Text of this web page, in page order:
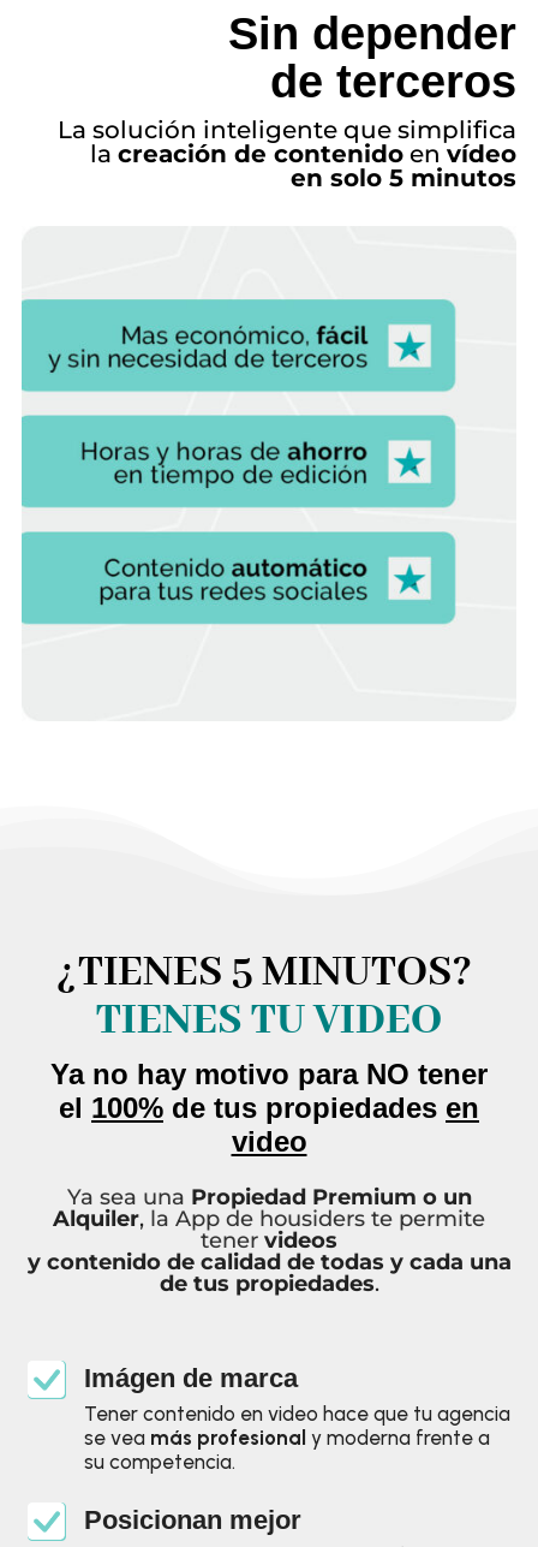
Sin depender
de terceros
La solución inteligente que simplifica
lacreación de contenido envídeo
en solo 5 minutos
¿TIENES 5 MINUTOS?
TIENES TU VIDEO
Ya no hay motivo para NO tener
el 100% de tus propiedades en
video
Ya sea una Propiedad Premium o un
Alquiler, la App de housiders te permite
tener videos
y contenido de calidad de todas y cada una
de tus propiedades.
Imágen de marca
Tener contenido en video hace que tu agencia
se vea más profesional y moderna frente a
su competencia.
Posicionan mejor